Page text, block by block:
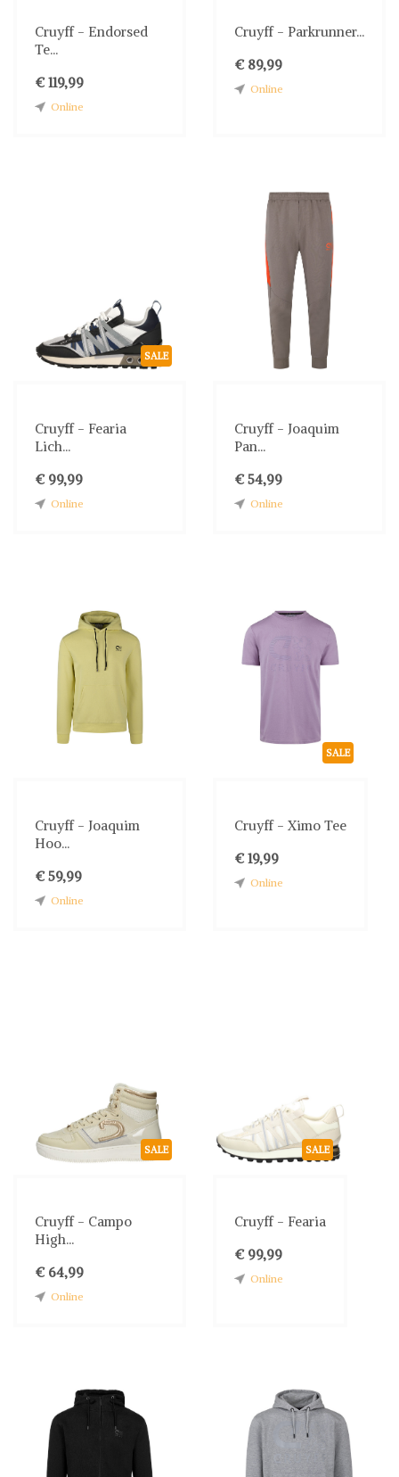
Cruyff - Endorsed
Te...
€ 119,99
Online
Cruyff - Parkrunner...
€ 89,99
Online
SALE
Cruyff - Fearia
Lich...
€ 99,99
Online
Cruyff - Joaquim
Pan...
€ 54,99
Online
Cruyff - Joaquim
Hoo...
€ 59,99
Online
SALE
Cruyff - Ximo Tee
€ 19,99
Online
SALE
Cruyff - Campo
High...
€ 64,99
Online
SALE
Cruyff - Fearia
€ 99,99
Online